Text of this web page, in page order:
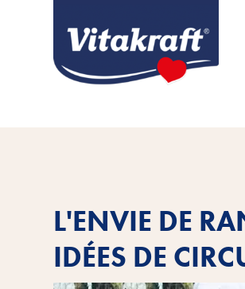
L'ENVIE DE
IDÉES DE